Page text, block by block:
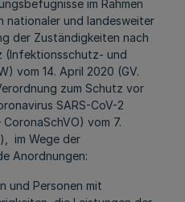
im Rahmen
nationaler und landesweiter
der Zuständigkeiten nach
(Infektionsschutz- und
vom 14. April 2020 (GV.
zum Schutz vor
SARS-CoV-2
vom 7.
im Wege der
Anordnungen:
und Personen mit